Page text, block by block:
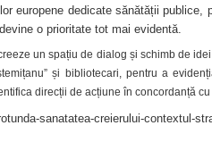
europene dedicate sănătății publice,
o prioritate tot mai evidentă.
un spațiu de dialog și schimb de
și bibliotecari, pentru a
direcții de acțiune în concordanță
sanatatea-creierului-contextul-